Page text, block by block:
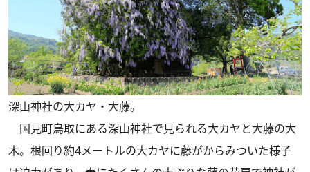
深山神社の大カヤ・大藤。
国見町鳥取にある深山神社で見られる大カヤと大藤の大
木。根回り約4メートルの大カヤに藤がからみついた様子